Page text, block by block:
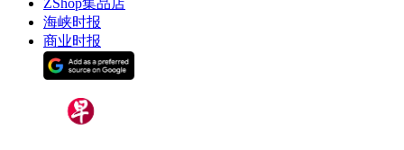
海峡时报
商业时报